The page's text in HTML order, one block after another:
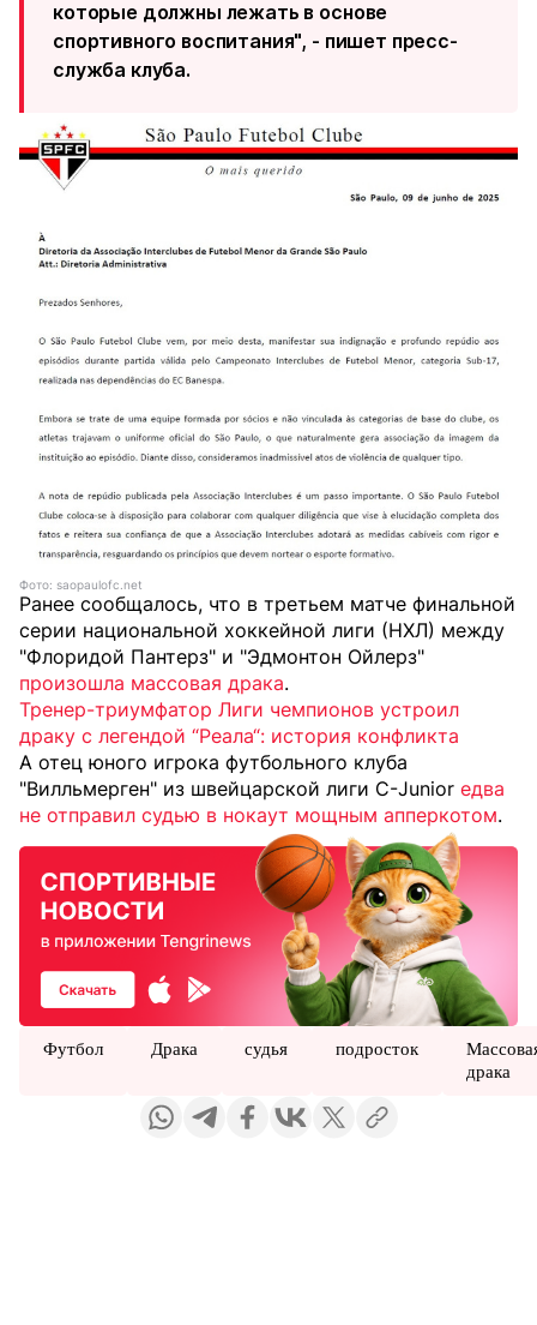
которые должны лежать в основе
спортивного воспитания", - пишет пресс-
служба клуба.
Фото: saopaulofc.net
Ранее сообщалось, что в третьем матче финальной
серии национальной хоккейной лиги (НХЛ) между
"Флоридой Пантерз" и "Эдмонтон Ойлерз"
произошла массовая драка.
Тренер-триумфатор Лиги чемпионов устроил
драку с легендой “Реала“: история конфликта
А отец юного игрока футбольного клуба
"Вилльмерген" из швейцарской лиги C-Junior едва
не отправил судью в нокаут мощным апперкотом.
Футбол Драка судья подросток
драка